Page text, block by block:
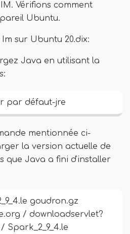
Vérifions comment
Ubuntu.
sur Ubuntu 20.dix:
Java en utilisant la
par défaut-jre
mentionnée ci-
la version actuelle de
que Java a fini d'installer
goudron.gz
/ downloadservlet?
Spark_2_9_4.le